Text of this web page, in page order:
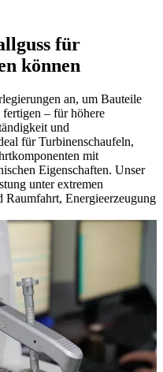
für
können
an, um Bauteile
– für höhere
und
für Turbinenschaufeln,
mit
Eigenschaften. Unser
unter extremen
Energieerzeugung